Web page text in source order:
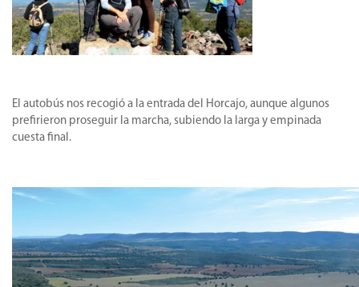
El autobús nos recogió a la entrada del Horcajo, aunque algunos
prefirieron proseguir la marcha, subiendo la larga y empinada
cuesta final.